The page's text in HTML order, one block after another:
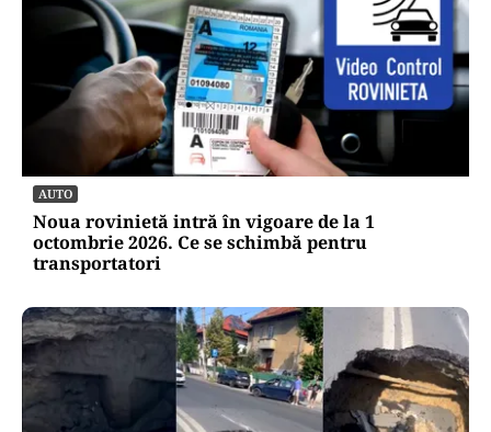
AUTO
Noua rovinietă intră în vigoare de la 1
octombrie 2026. Ce se schimbă pentru
transportatori